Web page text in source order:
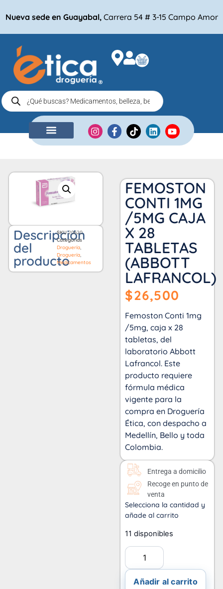
Nueva sede en Guayabal, Carrera 54 # 3-15 Campo Amor
Descripción
del
producto
SKU20620
Categorías
Droguería,
Droguería,
Medicamentos
FEMOSTON
CONTI 1MG
/5MG CAJA
X 28
TABLETAS
(ABBOTT
LAFRANCOL)
$26,500
Femoston Conti 1mg
/5mg, caja x 28
tabletas, del
laboratorio Abbott
Lafrancol. Este
producto requiere
fórmula médica
vigente para la
compra en Droguería
Ética, con despacho a
Medellín, Bello y toda
Colombia.
Entrega a domicilio
Recoge en punto de
venta
Selecciona la cantidad y
añade al carrito
11 disponibles
Añadir al carrito